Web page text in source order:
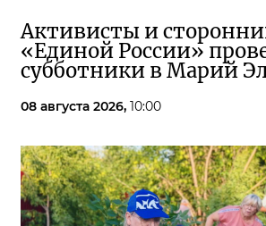
Активисты и
«Единой России»
субботники в Марий
08 августа 2026, 10:00